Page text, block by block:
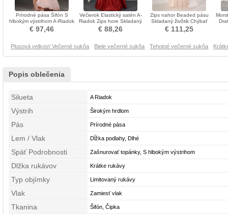
Prírodné pása Šifón S
hlbokým výstrihom A-Riadok
Večerné šaty
€ 97,46
Večierok Elastický satén A-
Riadok Zips hore Skladaný
živôtik Večerné šaty
€ 88,26
Zips nahor Beaded pásu
Skladaný živôtik Chýbať
Pružina Večerné šaty
€ 111,25
Plusová velkosť Večerné sukňa Biele večerné sukňa Tehotné večerné sukňa
Popis oblečenia
Silueta A Riadok
Výstrih Širokým hrdlom
Pás Prírodné pása
Lem / Vlak Dĺžka podlahy, Dlhé
Späť Podrobnosti Zašnurovať topánky, S hlbokým výstrihom
Dlžka rukávov Krátke rukávy
Typ objímky Limitovaný rukávy
Vlak Zamiesť vlak
Tkanina Šifón, Čipka